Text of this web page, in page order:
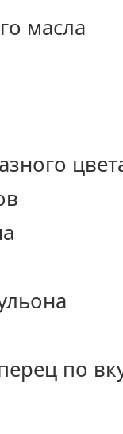
масла
по